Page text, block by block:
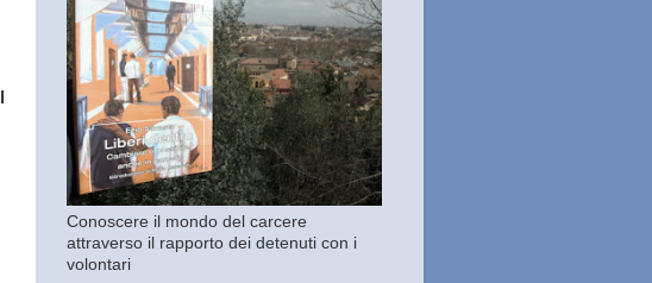
Conoscere il mondo del carcere
attraverso il rapporto dei detenuti con i
volontari